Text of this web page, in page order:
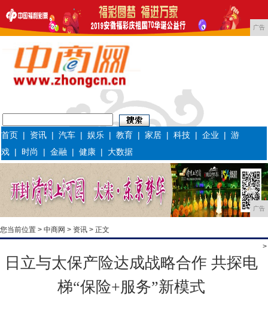
广告
首页 | 资讯 |汽车 |娱乐 |教育 |家居 |科技 |企业 |游
戏 | 时尚 |金融 |健康 | 大数据
广告
您当前位置 > 中商网 > 资讯 > 正文
>
日立与太保产险达成战略合作 共探电
梯“保险+服务”新模式